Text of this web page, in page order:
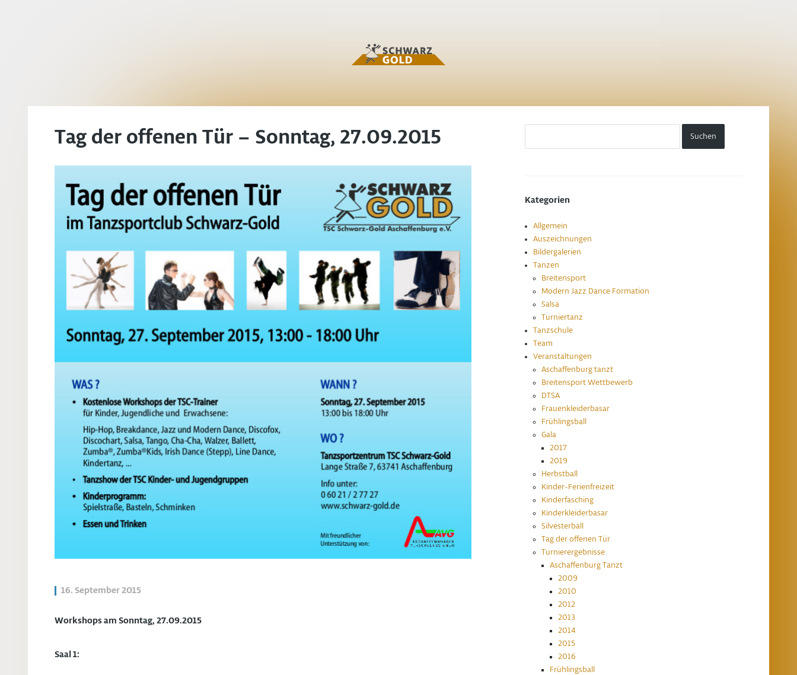
Tag der offenen Tür – Sonntag, 27.09.2015
16. September 2015
Workshops am Sonntag, 27.09.2015
Saal 1:
Kategorien
Allgemein
Auszeichnungen
Bildergalerien
Tanzen
Breitensport
Modern Jazz Dance Formation
Salsa
Turniertanz
Tanzschule
Team
Veranstaltungen
Aschaffenburg tanzt
Breitensport Wettbewerb
DTSA
Frauenkleiderbasar
Frühlingsball
Gala
2017
2019
Herbstball
Kinder-Ferienfreizeit
Kinderfasching
Kinderkleiderbasar
Silvesterball
Tag der offenen Tür
Turnierergebnisse
Aschaffenburg Tanzt
2009
2010
2012
2013
2014
2015
2016
Frühlingsball